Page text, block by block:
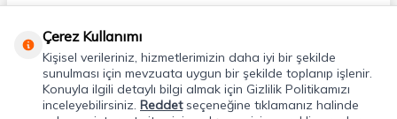
Uygulamalarımız
Çerez Kullanımı
Kişisel verileriniz, hizmetlerimizin daha iyi bir şekilde
sunulması için mevzuata uygun bir şekilde toplanıp işlenir.
Konuyla ilgili detaylı bilgi almak için Gizlilik Politikamızı
inceleyebilirsiniz. Reddetseçeneğine tıklamanız halinde